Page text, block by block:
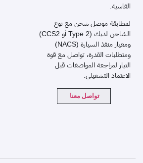
القاسية.
لمطابقة موصل شحن مع نوع
الشاحن لديك (Type 2 أو CCS2)
ومعيار منفذ السيارة (NACS)
ومتطلبات القدرة، تواصل مع قوة
التيار لمراجعة المواصفات قبل
الاعتماد التشغيلي.
تواصل معنا